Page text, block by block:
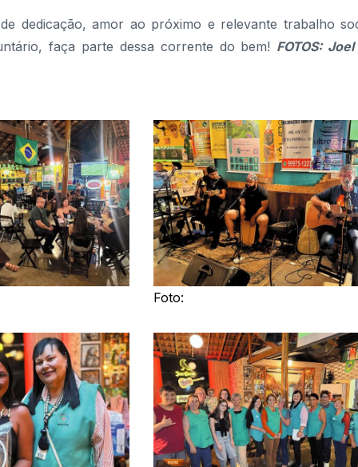
dedicação, amor ao próximo e relevante trabalho
faça parte dessa corrente do bem! FOTOS: Joel
Foto: